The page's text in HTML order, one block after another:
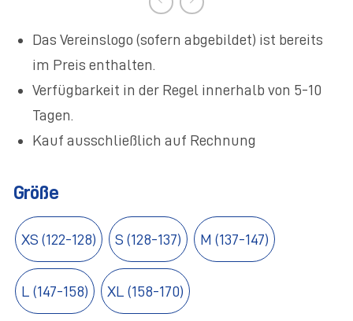
Das Vereinslogo (sofern abgebildet) ist bereits
im Preis enthalten.
Verfügbarkeit in der Regel innerhalb von 5-10
Tagen.
Kauf ausschließlich auf Rechnung
Größe
XS (122-128) S (128-137) M (137-147)
L (147-158) XL (158-170)